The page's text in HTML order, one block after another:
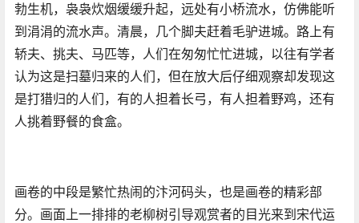
勃生机，袅袅炊烟缓缓升起，远处有小桥流水，仿佛能听
到涓涓的流水声。清晨，几个脚夫赶着毛驴进城。路上有
轿夫、挑夫、马匹等，人们在匆匆忙忙进城，以往有学者
认为这是扫墓归来的人们，但在放大后仔细观察却发现这
是打猎归的人们，有的人担着长弓，有人担着野鸡，还有
人挑着野餐的食盒。
画卷的中段是繁忙热闹的汴河码头，也是画卷的精彩部
分。画面上一排排的老柳树引导观赏者的目光来到宋代运